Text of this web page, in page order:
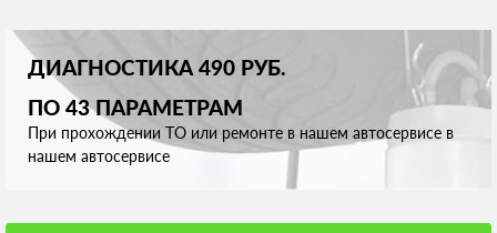
ДИАГНОСТИКА 490 РУБ.
ПО 43 ПАРАМЕТРАМ
При прохождении ТО или ремонте в нашем автосервисе в
нашем автосервисе